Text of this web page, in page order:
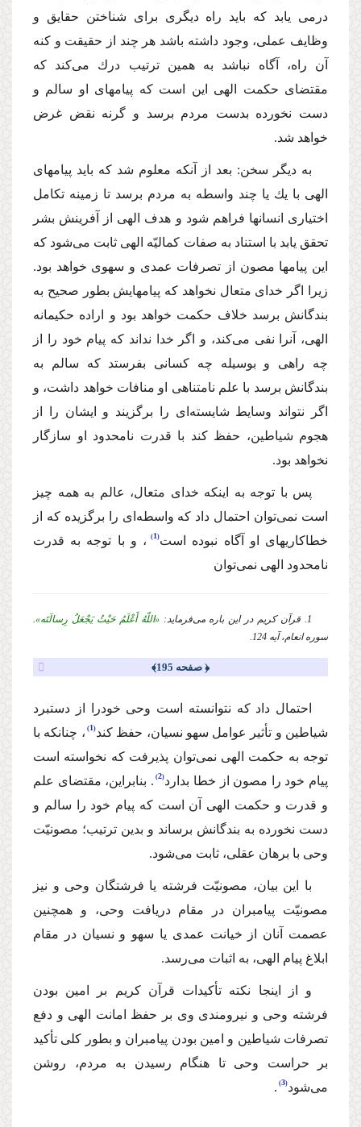
درمى یابد كه باید راه دیگرى براى شناختن حقایق و
وظایف عملى، وجود داشته باشد هر چند از حقیقت و كنه
آن راه، آگاه نباشد به همین ترتیب درك مى‌كند كه
مقتضاى حكمت الهى این است كه پیامهاى او سالم و
دست نخورده بدست مردم برسد و گرنه نقض غرض
خواهد شد.
به دیگر سخن: بعد از آنكه معلوم شد كه باید پیامهاى
الهى با یك یا چند واسطه به مردم برسد تا زمینه تكامل
اختیارى انسانها فراهم شود و هدف الهى از آفرینش بشر
تحقق یابد با استناد به صفات كمالیّه الهى ثابت مى‌شود كه
این پیامها مصون از تصرفات عمدى و سهوى خواهد بود.
زیرا اگر خداى متعال نخواهد كه پیامهایش بطور صحیح به
بندگانش برسد خلاف حكمت خواهد بود و اراده حكیمانه
الهى، آنرا نفى مى‌كند، و اگر خدا نداند كه پیام خود را از
چه راهى و بوسیله چه كسانى بفرستد كه سالم به
بندگانش برسد با علم نامتناهى او منافات خواهد داشت، و
اگر نتواند وسایط شایسته‌اى را برگزیند و ایشان را از
هجوم شیاطین، حفظ كند با قدرت نامحدود او سازگار
نخواهد بود.
پس با توجه به اینكه خداى متعال، عالم به همه چیز
است نمى‌توان احتمال داد كه واسطه‌اى را برگزیده كه از
خطاكاریهاى او آگاه نبوده است 1
، و با توجه به قدرت
نامحدود الهى نمى‌توان
1. قرآن كریم در این باره مى‌فرماید: «اللّهُ أَعْلَمُ حَیْثُ یَجْعَلُ رِسالَتَه».
سوره انعام، آیه 124.
﴿ صفحه 195﴾
احتمال داد كه نتوانسته است وحى خودرا از دستبرد
شیاطین و تأثیر عوامل سهو نسیان، حفظ كند 1 ، چنانكه با
توجه به حكمت الهى نمى‌توان پذیرفت كه نخواسته است
پیام خود را مصون از خطا بدارد 2 . بنابراین، مقتضاى علم
و قدرت و حكمت الهى آن است كه پیام خود را سالم و
دست نخورده به بندگانش برساند و بدین ترتیب؛ مصونیّت
وحى با برهان عقلى، ثابت مى‌شود.
با این بیان، مصونیّت فرشته یا فرشتگان وحى و نیز
مصونیّت پیامبران در مقام دریافت وحى، و همچنین
عصمت آنان از خیانت عمدى یا سهو و نسیان در مقام
ابلاغ پیام الهى، به اثبات مى‌رسد.
و از اینجا نكته تأكیدات قرآن كریم بر امین بودن
فرشته وحى و نیرومندى وى بر حفظ امانت الهى و دفع
تصرفات شیاطین و امین بودن پیامبران و بطور كلى تأكید
بر حراست وحى تا هنگام رسیدن به مردم، روشن
مى‌شود 3
.